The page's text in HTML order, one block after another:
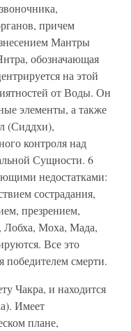
причем
Мантры
обозначающая
на этой
от Воды. Он
элементы, а также
(Сиддхи),
контроля над
Сущности. 6
недостатками:
сострадания,
презрением,
Лобха, Моха, Мада,
Все это
победителем смерти.
Чакра, и находится
Имеет
плане,